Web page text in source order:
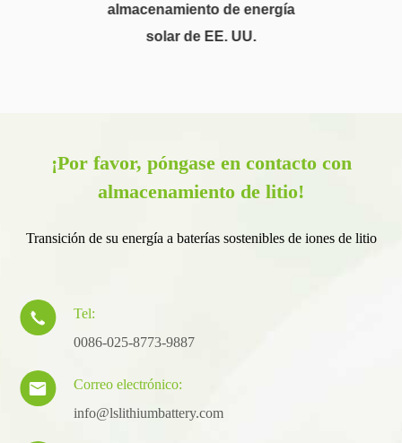
almacenamiento de energía
solar de EE. UU.
¡Por favor, póngase en contacto con
almacenamiento de litio!
Transición de su energía a baterías sostenibles de iones de litio

Tel:
0086-025-8773-9887

Correo electrónico:
info@lslithiumbattery.com